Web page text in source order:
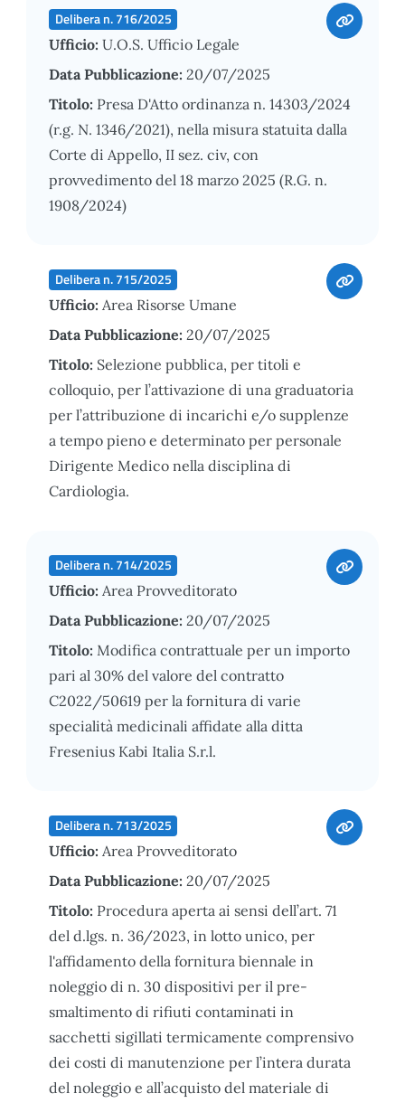
Delibera n. 716/2025
Ufficio: U.O.S. Ufficio Legale
Data Pubblicazione: 20/07/2025
Titolo: Presa D'Atto ordinanza n. 14303/2024
(r.g. N. 1346/2021), nella misura statuita dalla
Corte di Appello, II sez. civ, con
provvedimento del 18 marzo 2025 (R.G. n.
1908/2024)
Delibera n. 715/2025
Ufficio: Area Risorse Umane
Data Pubblicazione: 20/07/2025
Titolo: Selezione pubblica, per titoli e
colloquio, per l’attivazione di una graduatoria
per l’attribuzione di incarichi e/o supplenze
a tempo pieno e determinato per personale
Dirigente Medico nella disciplina di
Cardiologia.
Delibera n. 714/2025
Ufficio: Area Provveditorato
Data Pubblicazione: 20/07/2025
Titolo: Modifica contrattuale per un importo
pari al 30% del valore del contratto
C2022/50619 per la fornitura di varie
specialità medicinali affidate alla ditta
Fresenius Kabi Italia S.r.l.
Delibera n. 713/2025
Ufficio: Area Provveditorato
Data Pubblicazione: 20/07/2025
Titolo: Procedura aperta ai sensi dell’art. 71
del d.lgs. n. 36/2023, in lotto unico, per
l'affidamento della fornitura biennale in
noleggio di n. 30 dispositivi per il pre-
smaltimento di rifiuti contaminati in
sacchetti sigillati termicamente comprensivo
dei costi di manutenzione per l’intera durata
del noleggio e all’acquisto del materiale di